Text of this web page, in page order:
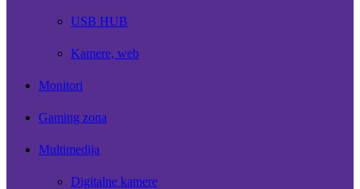
USB HUB
Kamere, web
Monitori
Gaming zona
Multimedija
Digitalne kamere